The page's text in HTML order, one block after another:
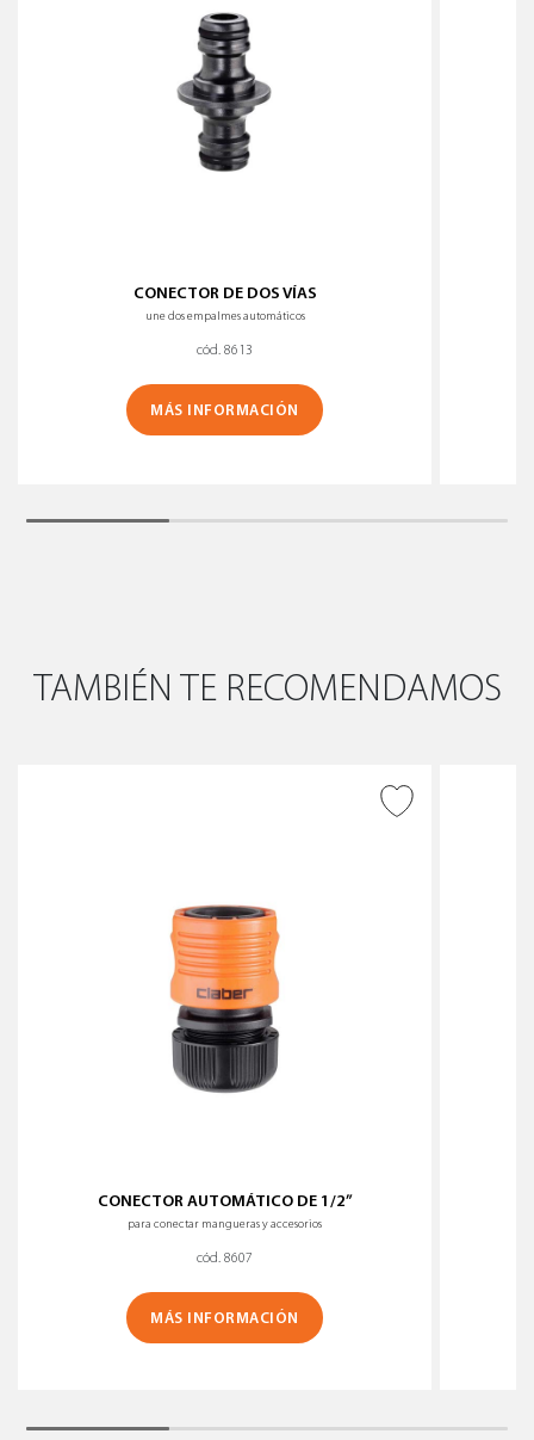
CONECTOR DE DOS VÍAS
une dos empalmes automáticos
cód. 8613
MÁS INFORMACIÓN
TAMBIÉN TE RECOMENDAMOS
CONECTOR AUTOMÁTICO DE 1/2”
para conectar mangueras y accesorios
cód. 8607
MÁS INFORMACIÓN